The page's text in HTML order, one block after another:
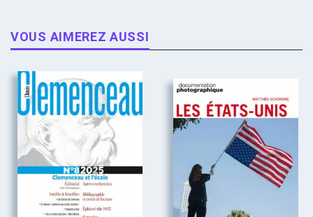
VOUS AIMEREZ AUSSI